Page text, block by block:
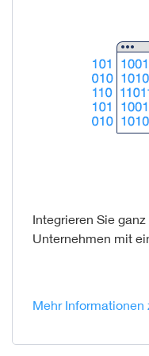
Integrieren Sie
Unternehmen mit
Mehr Informationen